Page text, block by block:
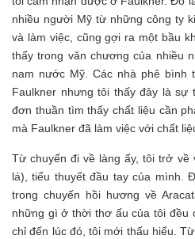
nhiều người Mỹ từ những công ty
và làm việc, cũng gợi ra một bầu
thấy trong văn chương của nhiều
nam nước Mỹ. Các nhà phê bình
Faulkner nhưng tôi thấy đây là sự
đơn thuần tìm thấy chất liệu cần
mà Faulkner đã làm việc với chất
Từ chuyến đi về làng ấy, tôi trở về
lá), tiểu thuyết đầu tay của mình.
trong chuyến hồi hương về
những gì ở thời thơ ấu của tôi đều
chỉ đến lúc đó, tôi mới thấu hiểu.